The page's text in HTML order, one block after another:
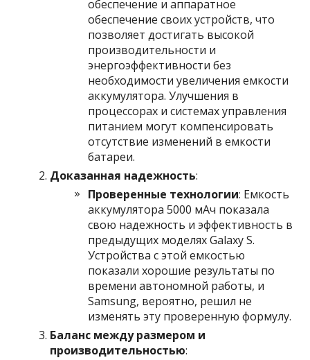
обеспечение и аппаратное
обеспечение своих устройств, что
позволяет достигать высокой
производительности и
энергоэффективности без
необходимости увеличения емкости
аккумулятора. Улучшения в
процессорах и системах управления
питанием могут компенсировать
отсутствие изменений в емкости
батареи.
Доказанная надежность:
Проверенные технологии: Емкость
аккумулятора 5000 мАч показала
свою надежность и эффективность в
предыдущих моделях Galaxy S.
Устройства с этой емкостью
показали хорошие результаты по
времени автономной работы, и
Samsung, вероятно, решил не
изменять эту проверенную формулу.
Баланс между размером и
производительностью: